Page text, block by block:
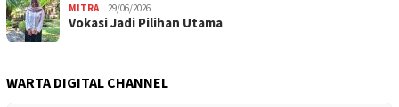
MITRA 29/06/2026
Vokasi Jadi Pilihan Utama
WARTA DIGITAL CHANNEL